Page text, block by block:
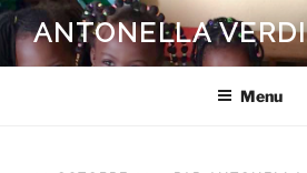
Aller
au
contenu
ANTONELLA
Menu